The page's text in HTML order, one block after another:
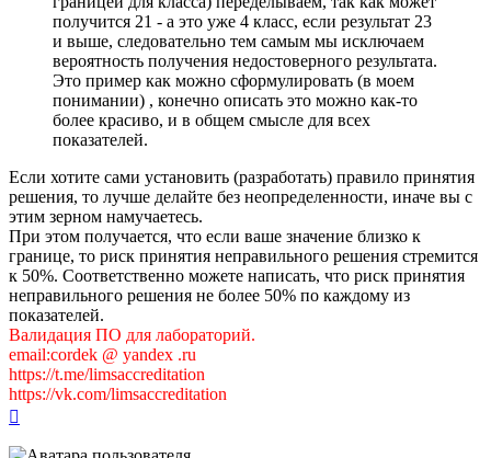
получится 21 - а это уже 4 класс, если результат 23
и выше, следовательно тем самым мы исключаем
вероятность получения недостоверного результата.
Это пример как можно сформулировать (в моем
понимании) , конечно описать это можно как-то
более красиво, и в общем смысле для всех
показателей.
Если хотите сами установить (разработать) правило принятия
решения, то лучше делайте без неопределенности, иначе вы с
этим зерном намучаетесь.
При этом получается, что если ваше значение близко к
границе, то риск принятия неправильного решения стремится
к 50%. Соответственно можете написать, что риск принятия
неправильного решения не более 50% по каждому из
показателей.
Валидация ПО для лабораторий.
email:cordek @ yandex .ru
https://t.me/limsaccreditation
https://vk.com/limsaccreditation
началу